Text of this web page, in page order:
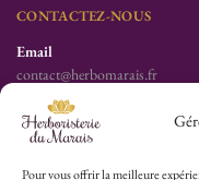
Pour vous offrir la meilleure
CONTACTEZ-NOUS
Email
contact@herbomarais.fr
Téléphone
+33 6 78 19 34 25
S’adresser à l’herboristerie :